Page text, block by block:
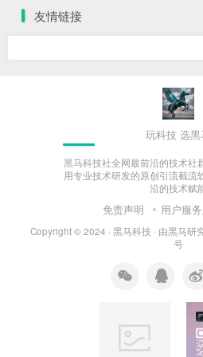
友情链接
玩科技 选黑
黑马科技社全网最前沿的技术社
用专业技术研发的原创引流截流
沿的技术赋
免责声明 用户服
Copyright © 2024 · 黑马科技 · 由黑马研
号